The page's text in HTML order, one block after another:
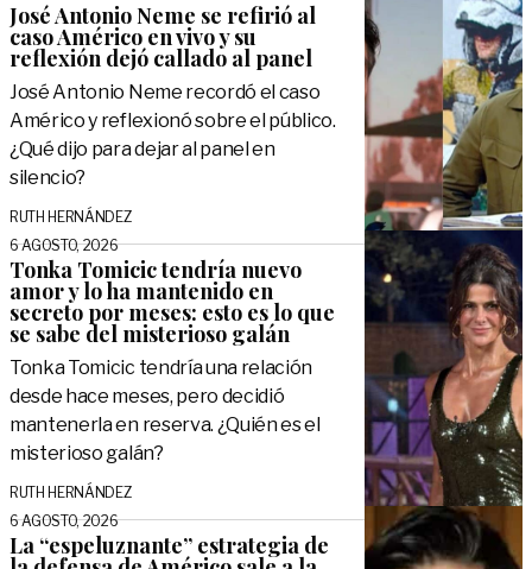
José Antonio Neme se refirió al
caso Américo en vivo y su
reflexión dejó callado al panel
José Antonio Neme recordó el caso
Américo y reflexionó sobre el público.
¿Qué dijo para dejar al panel en
silencio?
RUTH HERNÁNDEZ
6 AGOSTO, 2026
Tonka Tomicic tendría nuevo
amor y lo ha mantenido en
secreto por meses: esto es lo que
se sabe del misterioso galán
Tonka Tomicic tendría una relación
desde hace meses, pero decidió
mantenerla en reserva. ¿Quién es el
misterioso galán?
RUTH HERNÁNDEZ
6 AGOSTO, 2026
La “espeluznante” estrategia de